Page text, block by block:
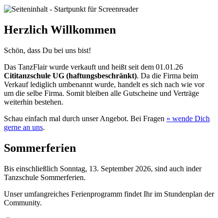
Herzlich Willkommen
Schön, dass Du bei uns bist!
Das TanzFlair wurde verkauft und heißt seit dem 01.01.26
Cititanzschule UG (haftungsbeschränkt). Da die Firma beim
Verkauf lediglich umbenannt wurde, handelt es sich nach wie vor
um die selbe Firma. Somit bleiben alle Gutscheine und Verträge
weiterhin bestehen.
Schau einfach mal durch unser Angebot. Bei Fragen » wende Dich
gerne an uns.
Sommerferien
Bis einschließlich Sonntag, 13. September 2026, sind auch inder
Tanzschule Sommerferien.
Unser umfangreiches Ferienprogramm findet Ihr im Stundenplan der
Community.